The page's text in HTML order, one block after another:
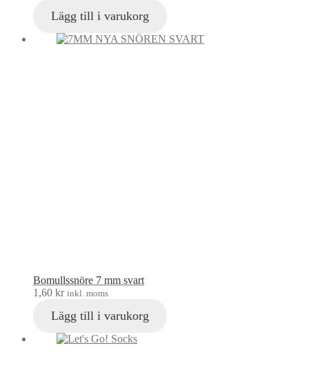
Lägg till i varukorg
Bomullssnöre 7 mm svart
1,60 kr inkl. moms
Lägg till i varukorg